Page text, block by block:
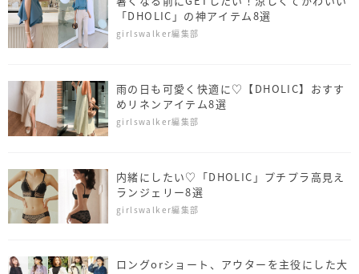
「DHOLIC」の神アイテム8選
girlswalker編集部
雨の日も可愛く快適に♡【DHOLIC】おすす
めリネンアイテム8選
girlswalker編集部
内緒にしたい♡「DHOLIC」プチプラ高見え
ランジェリー8選
girlswalker編集部
ロングorショート、アウターを主役にした大